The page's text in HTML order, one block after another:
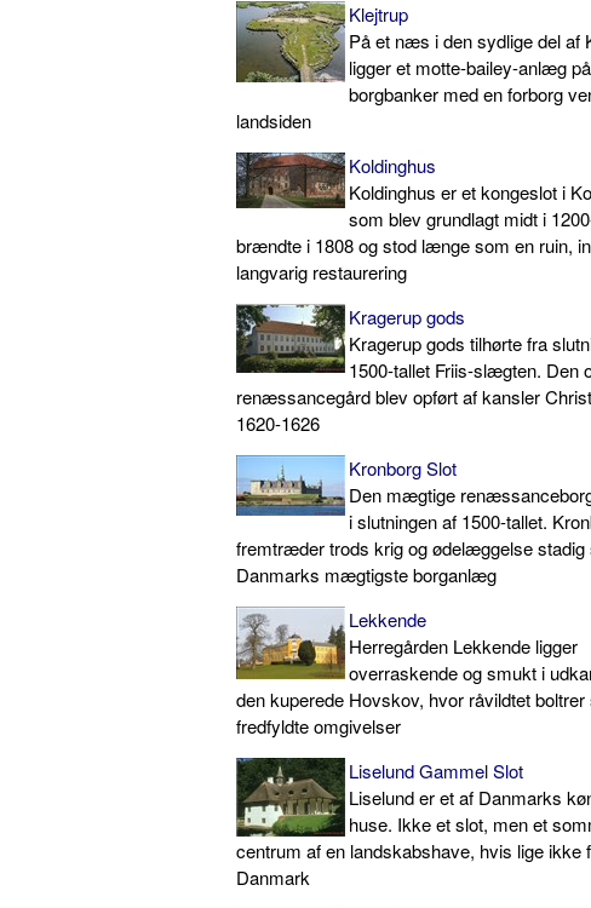
Klejtrup
På et næs i den sydlige del af
ligger et motte-bailey-anlæg
borgbanker med en forborg
landsiden
Koldinghus
Koldinghus er et kongeslot i
som blev grundlagt midt i
brændte i 1808 og stod længe som en ruin,
langvarig restaurering
Kragerup gods
Kragerup gods tilhørte fra
1500-tallet Friis-slægten. Den
renæssancegård blev opført af kansler
1620-1626
Kronborg Slot
Den mægtige
i slutningen af 1500-tallet.
fremtræder trods krig og ødelæggelse stadig
Danmarks mægtigste borganlæg
Lekkende
Herregården Lekkende ligger
overraskende og smukt i
den kuperede Hovskov, hvor råvildtet boltrer
fredfyldte omgivelser
Liselund Gammel Slot
Liselund er et af Danmarks
huse. Ikke et slot, men et
centrum af en landskabshave, hvis lige ikke
Danmark